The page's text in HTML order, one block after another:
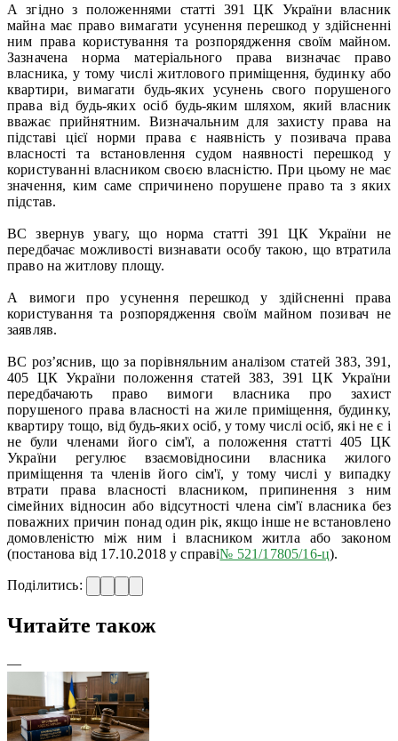
А згідно з положеннями статті 391 ЦК України власник
майна має право вимагати усунення перешкод у здійсненні
ним права користування та розпорядження своїм майном.
Зазначена норма матеріального права визначає право
власника, у тому числі житлового приміщення, будинку або
квартири, вимагати будь-яких усунень свого порушеного
права від будь-яких осіб будь-яким шляхом, який власник
вважає прийнятним. Визначальним для захисту права на
підставі цієї норми права є наявність у позивача права
власності та встановлення судом наявності перешкод у
користуванні власником своєю власністю. При цьому не має
значення, ким саме спричинено порушене право та з яких
підстав.
ВС звернув увагу, що норма статті 391 ЦК України не
передбачає можливості визнавати особу такою, що втратила
право на житлову площу.
А вимоги про усунення перешкод у здійсненні права
користування та розпорядження своїм майном позивач не
заявляв.
ВС роз’яснив, що за порівняльним аналізом статей 383, 391,
405 ЦК України положення статей 383, 391 ЦК України
передбачають право вимоги власника про захист
порушеного права власності на жиле приміщення, будинку,
квартиру тощо, від будь-яких осіб, у тому числі осіб, які не є і
не були членами його сім'ї, а положення статті 405 ЦК
України регулює взаємовідносини власника жилого
приміщення та членів його сім'ї, у тому числі у випадку
втрати права власності власником, припинення з ним
сімейних відносин або відсутності члена сім'ї власника без
поважних причин понад один рік, якщо інше не встановлено
домовленістю між ним і власником житла або законом
(постанова від 17.10.2018 у справі№ 521/17805/16-ц).
Поділитись:
Читайте також
—